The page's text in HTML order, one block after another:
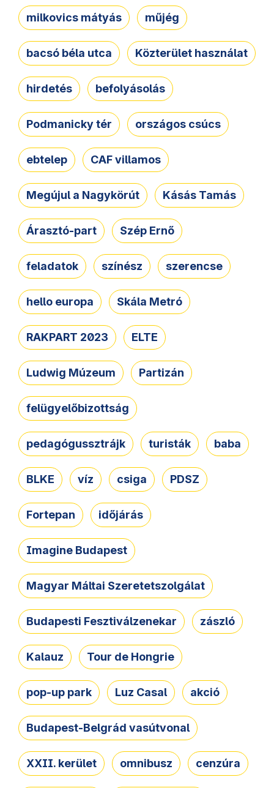
milkovics mátyás műjég
bacsó béla utca Közterület használat
hirdetés befolyásolás
Podmanicky tér országos csúcs
ebtelep CAF villamos
Megújul a Nagykörút Kásás Tamás
Árasztó-part Szép Ernő
feladatok színész szerencse
hello europa Skála Metró
RAKPART 2023 ELTE
Ludwig Múzeum Partizán
felügyelőbizottság
pedagógussztrájk turisták baba
BLKE víz csiga PDSZ
Fortepan időjárás
Imagine Budapest
Magyar Máltai Szeretetszolgálat
Budapesti Fesztiválzenekar zászló
Kalauz Tour de Hongrie
pop-up park Luz Casal akció
Budapest-Belgrád vasútvonal
XXII. kerület omnibusz cenzúra